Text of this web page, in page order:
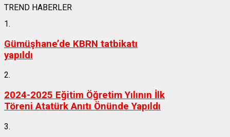
TREND HABERLER
1.
Gümüşhane’de KBRN tatbikatı
yapıldı
2.
2024-2025 Eğitim Öğretim Yılının İlk
Töreni Atatürk Anıtı Önünde Yapıldı
3.